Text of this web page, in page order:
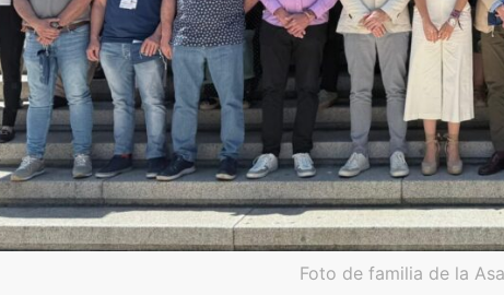
Foto de familia de la